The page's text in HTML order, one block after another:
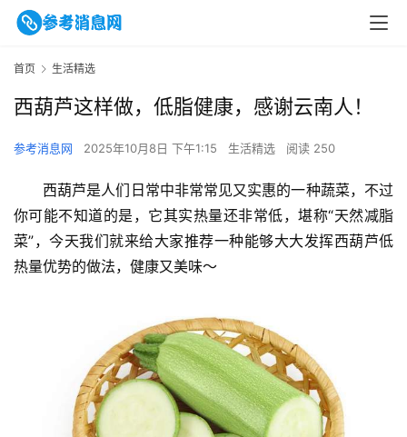
首页 生活精选
西葫芦这样做，低脂健康，感谢云南人！
参考消息网 2025年10月8日 下午1:15 生活精选 阅读 250
西葫芦是人们日常中非常常见又实惠的一种蔬菜，不过
你可能不知道的是，它其实热量还非常低，堪称“天然减脂
菜”，今天我们就来给大家推荐一种能够大大发挥西葫芦低
热量优势的做法，健康又美味～